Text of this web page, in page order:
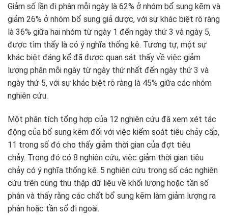
Giảm số lần đi phân mỗi ngày là 62% ở nhóm bổ sung kẽm và
giảm 26% ở nhóm bổ sung giả dược, với sự khác biệt rõ ràng
là 36% giữa hai nhóm từ ngày 1 đến ngày thứ 3 và ngày 5,
được tìm thấy là có ý nghĩa thống kê. Tương tự, một sự
khác biệt đáng kể đã được quan sát thấy về việc giảm
lượng phân mỗi ngày từ ngày thứ nhất đến ngày thứ 3 và
ngày thứ 5, với sự khác biệt rõ ràng là 45% giữa các nhóm
nghiên cứu.
Một phân tích tổng hợp của 12 nghiên cứu đã xem xét tác
động của bổ sung kẽm đối với việc kiểm soát tiêu chảy cấp,
11 trong số đó cho thấy giảm thời gian của đợt tiêu
chảy. Trong đó có 8 nghiên cứu, việc giảm thời gian tiêu
chảy có ý nghĩa thống kê. 5 nghiên cứu trong số các nghiên
cứu trên cũng thu thập dữ liệu về khối lượng hoặc tần số
phân và thấy rằng các chất bổ sung kẽm làm giảm lượng ra
phân hoặc tần số đi ngoài.